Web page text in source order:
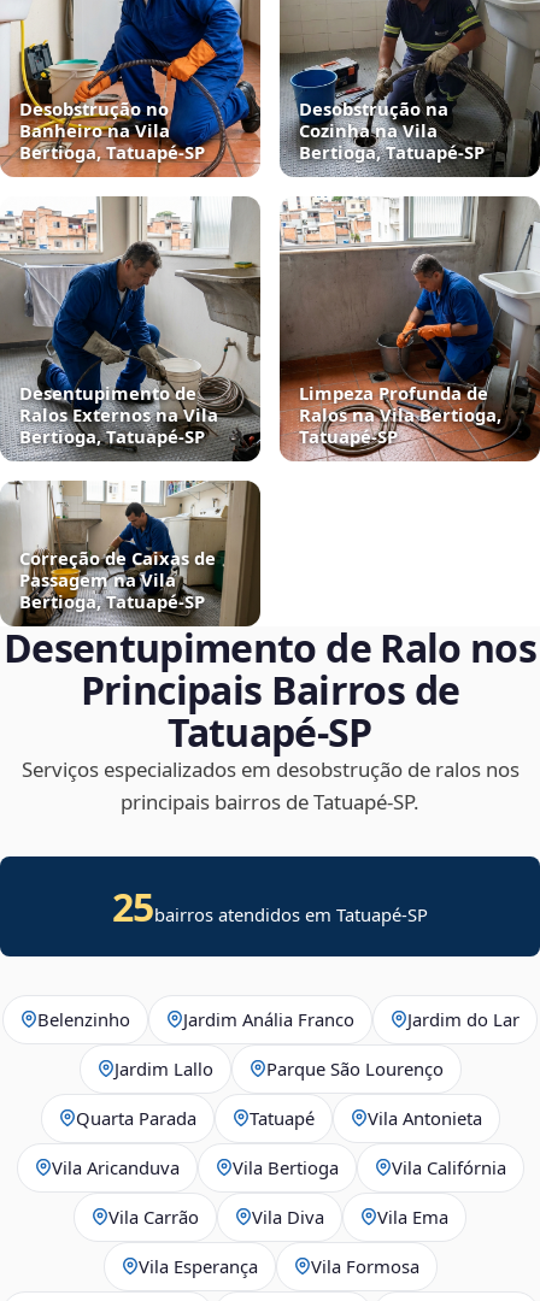
Desobstrução no
Banheiro na Vila
Bertioga, Tatuapé‑SP
Desobstrução na
Cozinha na Vila
Bertioga, Tatuapé‑SP
Desentupimento de
Ralos Externos na Vila
Bertioga, Tatuapé‑SP
Limpeza Profunda de
Ralos na Vila Bertioga,
Tatuapé‑SP
Correção de Caixas de
Passagem na Vila
Bertioga, Tatuapé‑SP
Desentupimento de Ralo nos
Principais Bairros de
Tatuapé‑SP
Serviços especializados em desobstrução de ralos nos
principais bairros de Tatuapé‑SP.
25bairros atendidos em Tatuapé-SP
Belenzinho Jardim Anália Franco Jardim do Lar
Jardim Lallo Parque São Lourenço
Quarta Parada Tatuapé Vila Antonieta
Vila Aricanduva Vila Bertioga Vila Califórnia
Vila Carrão Vila Diva Vila Ema
Vila Esperança Vila Formosa